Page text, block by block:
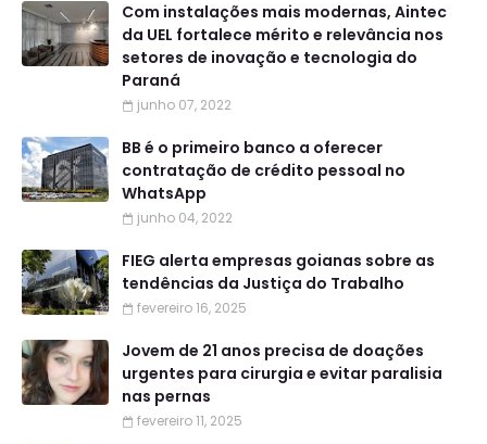
Com instalações mais modernas, Aintec
da UEL fortalece mérito e relevância nos
setores de inovação e tecnologia do
Paraná
junho 07, 2022
BB é o primeiro banco a oferecer
contratação de crédito pessoal no
WhatsApp
junho 04, 2022
FIEG alerta empresas goianas sobre as
tendências da Justiça do Trabalho
fevereiro 16, 2025
Jovem de 21 anos precisa de doações
urgentes para cirurgia e evitar paralisia
nas pernas
fevereiro 11, 2025